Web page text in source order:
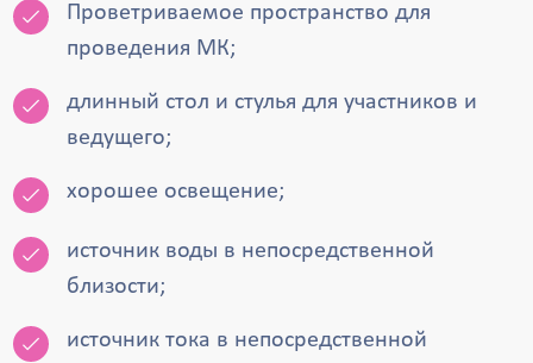
Проветриваемое пространство для
проведения МК;
длинный стол и стулья для участников и
ведущего;
хорошее освещение;
источник воды в непосредственной
близости;
источник тока в непосредственной